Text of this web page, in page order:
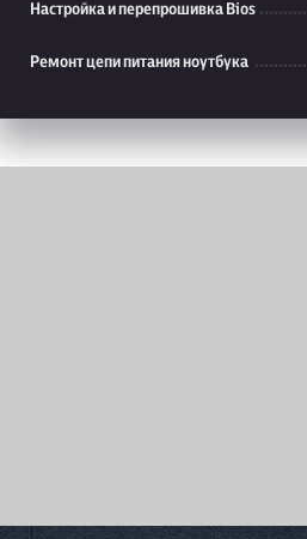
Настройка и перепрошивка Bios
Ремонт цепи питания ноутбука